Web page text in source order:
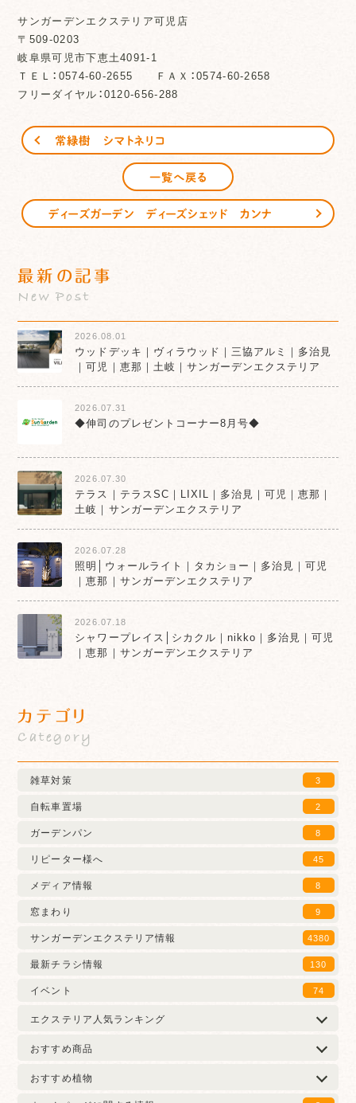
サンガーデンエクステリア可児店
〒509-0203
岐阜県可児市下恵土4091-1
ＴＥＬ：0574-60-2655 ＦＡＸ：0574-60-2658
フリーダイヤル：0120-656-288
常緑樹 シマトネリコ
一覧へ戻る
ディーズガーデン ディーズシェッド カンナ
最新の記事
New Post
2026.08.01
ウッドデッキ｜ヴィラウッド｜三協アルミ｜多治見
｜可児｜恵那｜土岐｜サンガーデンエクステリア
2026.07.31
◆伸司のプレゼントコーナー8月号◆
2026.07.30
テラス｜テラスSC｜LIXIL｜多治見｜可児｜恵那｜
土岐｜サンガーデンエクステリア
2026.07.28
照明│ウォールライト｜タカショー｜多治見｜可児
｜恵那｜サンガーデンエクステリア
2026.07.18
シャワープレイス│シカクル｜nikko｜多治見｜可児
｜恵那｜サンガーデンエクステリア
カテゴリ
Category
雑草対策 3
自転車置場 2
ガーデンパン 8
リピーター様へ 45
メディア情報 8
窓まわり 9
サンガーデンエクステリア情報 4380
最新チラシ情報 130
イベント 74
エクステリア人気ランキング
おすすめ商品
おすすめ植物